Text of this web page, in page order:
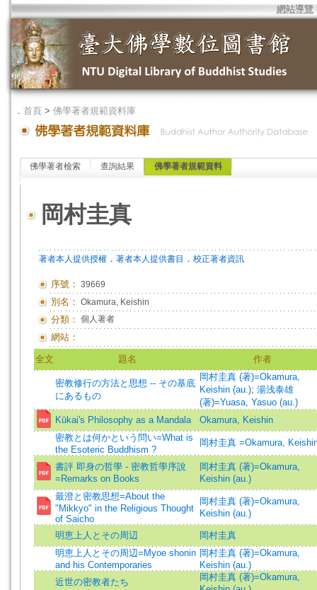
網站導覽
． 首頁 > 佛學著者規範資料庫
佛學著者檢索 查詢結果 佛學著者規範資料
岡村圭真
著者本人提供授權 ． 著者本人提供書目 ． 校正著者資訊
序號： 39669
別名： Okamura, Keishin
分類： 個人著者
網站：
全文 題名 作者
密教修行の方法と思想 -- その基底
にあるもの
岡村圭真 (著)=Okamura,
Keishin (au.); 湯浅泰雄
(著)=Yuasa, Yasuo (au.)
Kūkai's Philosophy as a Mandala
Okamura, Keishin
密教とは何かという問い=What is
the Esoteric Buddhism ?
岡村圭真 =Okamura,
書評 即身の哲學 - 密教哲學序說
=Remarks on Books
岡村圭真 (著)=Okamura,
Keishin (au.)
最澄と密教思想=About the
"Mikkyo" in the Religious Thought
of Saicho
岡村圭真 (著)=Okamura,
Keishin (au.)
明恵上人とその周辺
岡村圭真
明恵上人とその周辺=Myoe shonin
and his Contemporaries
岡村圭真 (著)=Okamura,
Keishin (au.)
近世の密教者たち
岡村圭真 (著)=Okamura,